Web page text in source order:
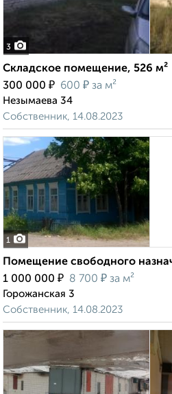
3
Складское помещение, 526 м²
300 000 ₽ 600 ₽ за м²
Незымаева 34
Собственник, 14.08.2023
1
Помещение свободного
1 000 000 ₽ 8 700 ₽ за м²
Горожанская 3
Собственник, 14.08.2023